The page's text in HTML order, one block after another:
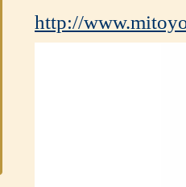
http://